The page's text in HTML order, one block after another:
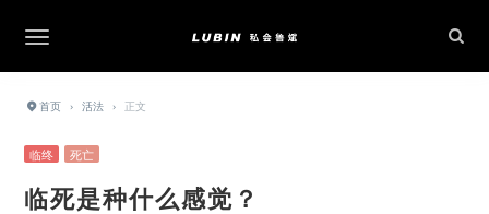
首页 › 活法 › 正文
临终 死亡
临死是种什么感觉？